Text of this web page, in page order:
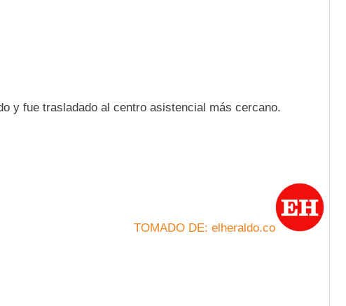
y fue trasladado al centro asistencial más cercano.
TOMADO DE: elheraldo.co